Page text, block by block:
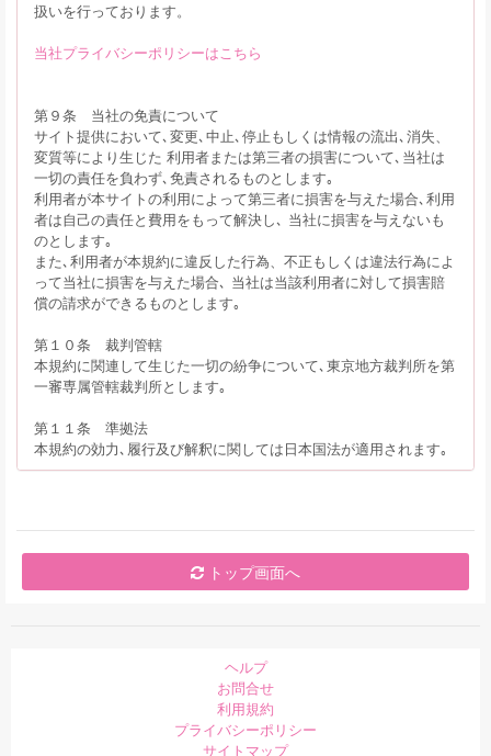
扱いを行っております。
当社プライバシーポリシーはこちら
第９条 当社の免責について
サイト提供において､変更､中止､停止もしくは情報の流出､消失、
変質等により生じた 利用者または第三者の損害について､当社は
一切の責任を負わず､免責されるものとします｡
利用者が本サイトの利用によって第三者に損害を与えた場合､利用
者は自己の責任と費用をもって解決し､ 当社に損害を与えないも
のとします｡
また､利用者が本規約に違反した行為、不正もしくは違法行為によ
って当社に損害を与えた場合､ 当社は当該利用者に対して損害賠
償の請求ができるものとします｡
第１０条 裁判管轄
本規約に関連して生じた一切の紛争について､東京地方裁判所を第
一審専属管轄裁判所とします｡
第１１条 準拠法
本規約の効力､履行及び解釈に関しては日本国法が適用されます｡
トップ画面へ
ヘルプ
お問合せ
利用規約
プライバシーポリシー
サイトマップ